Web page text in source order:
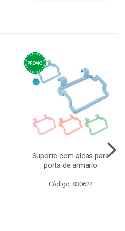
Suporte com alcas para
porta de armario
Código: 830624